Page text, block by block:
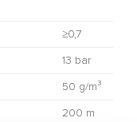
≥0,7
13 bar
50 g/m³
200 m